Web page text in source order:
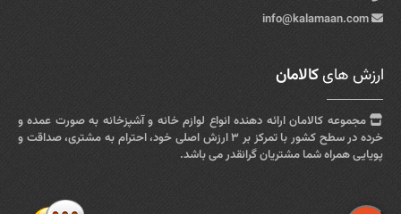
info@kalamaan.com
ارزش هایکالامان
مجموعه کالامان ارائه دهنده انواع لوازم خانه و آشپزخانه به صورت عمده و
خرده در سطح کشور با تمرکز بر ۳ ارزش اصلی خود، احترام به مشتری، صداقت و
پویایی همراه شما مشتریان گرانقدر می باشد.